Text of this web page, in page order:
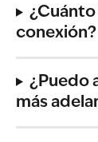
conexión?
¿Puedo
más